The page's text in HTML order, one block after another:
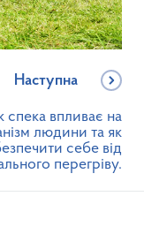
Наступна
спека впливає на
людини та як
себе від
перегріву.